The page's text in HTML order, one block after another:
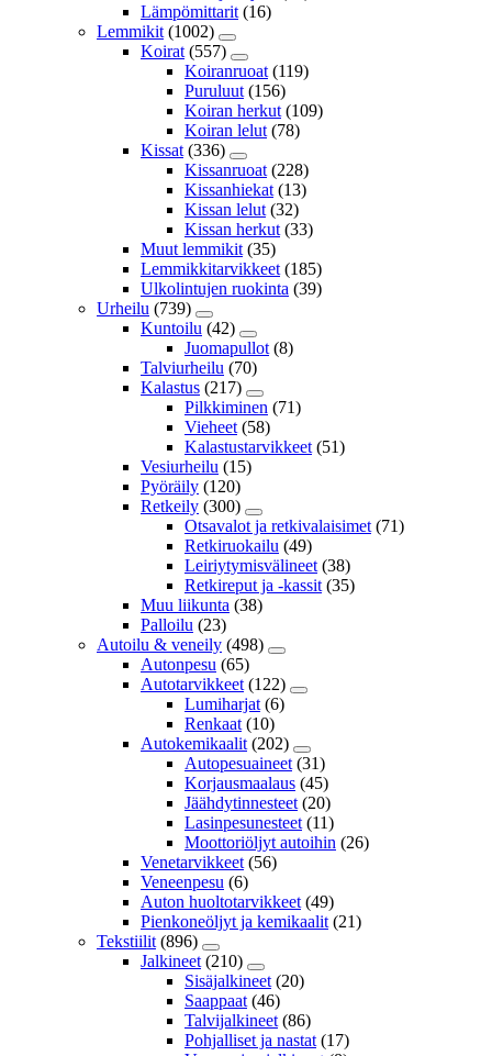
Lämpömittarit (16)
Lemmikit (1002)
Koirat (557)
Koiranruoat (119)
Puruluut (156)
Koiran herkut (109)
Koiran lelut (78)
Kissat (336)
Kissanruoat (228)
Kissanhiekat (13)
Kissan lelut (32)
Kissan herkut (33)
Muut lemmikit (35)
Lemmikkitarvikkeet (185)
Ulkolintujen ruokinta (39)
Urheilu (739)
Kuntoilu (42)
Juomapullot (8)
Talviurheilu (70)
Kalastus (217)
Pilkkiminen (71)
Vieheet (58)
Kalastustarvikkeet (51)
Vesiurheilu (15)
Pyöräily (120)
Retkeily (300)
Otsavalot ja retkivalaisimet (71)
Retkiruokailu (49)
Leiriytymisvälineet (38)
Retkireput ja -kassit (35)
Muu liikunta (38)
Palloilu (23)
Autoilu & veneily (498)
Autonpesu (65)
Autotarvikkeet (122)
Lumiharjat (6)
Renkaat (10)
Autokemikaalit (202)
Autopesuaineet (31)
Korjausmaalaus (45)
Jäähdytinnesteet (20)
Lasinpesunesteet (11)
Moottoriöljyt autoihin (26)
Venetarvikkeet (56)
Veneenpesu (6)
Auton huoltotarvikkeet (49)
Pienkoneöljyt ja kemikaalit (21)
Tekstiilit (896)
Jalkineet (210)
Sisäjalkineet (20)
Saappaat (46)
Talvijalkineet (86)
Pohjalliset ja nastat (17)